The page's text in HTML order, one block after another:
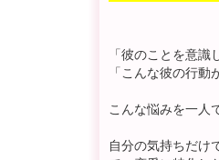
「彼のことを意識
「こんな彼の行動
こんな悩みを一人
自分の気持ちだけ